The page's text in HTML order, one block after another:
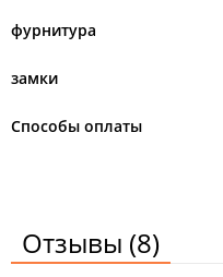
фурнитура
замки
Способы оплаты
Отзывы (8)